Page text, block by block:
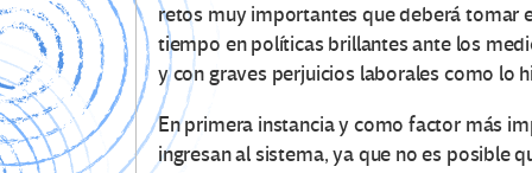
retos muy importantes que deberá tomar
tiempo en políticas brillantes ante los
y con graves perjuicios laborales como lo
En primera instancia y como factor más
ingresan al sistema, ya que no es posible